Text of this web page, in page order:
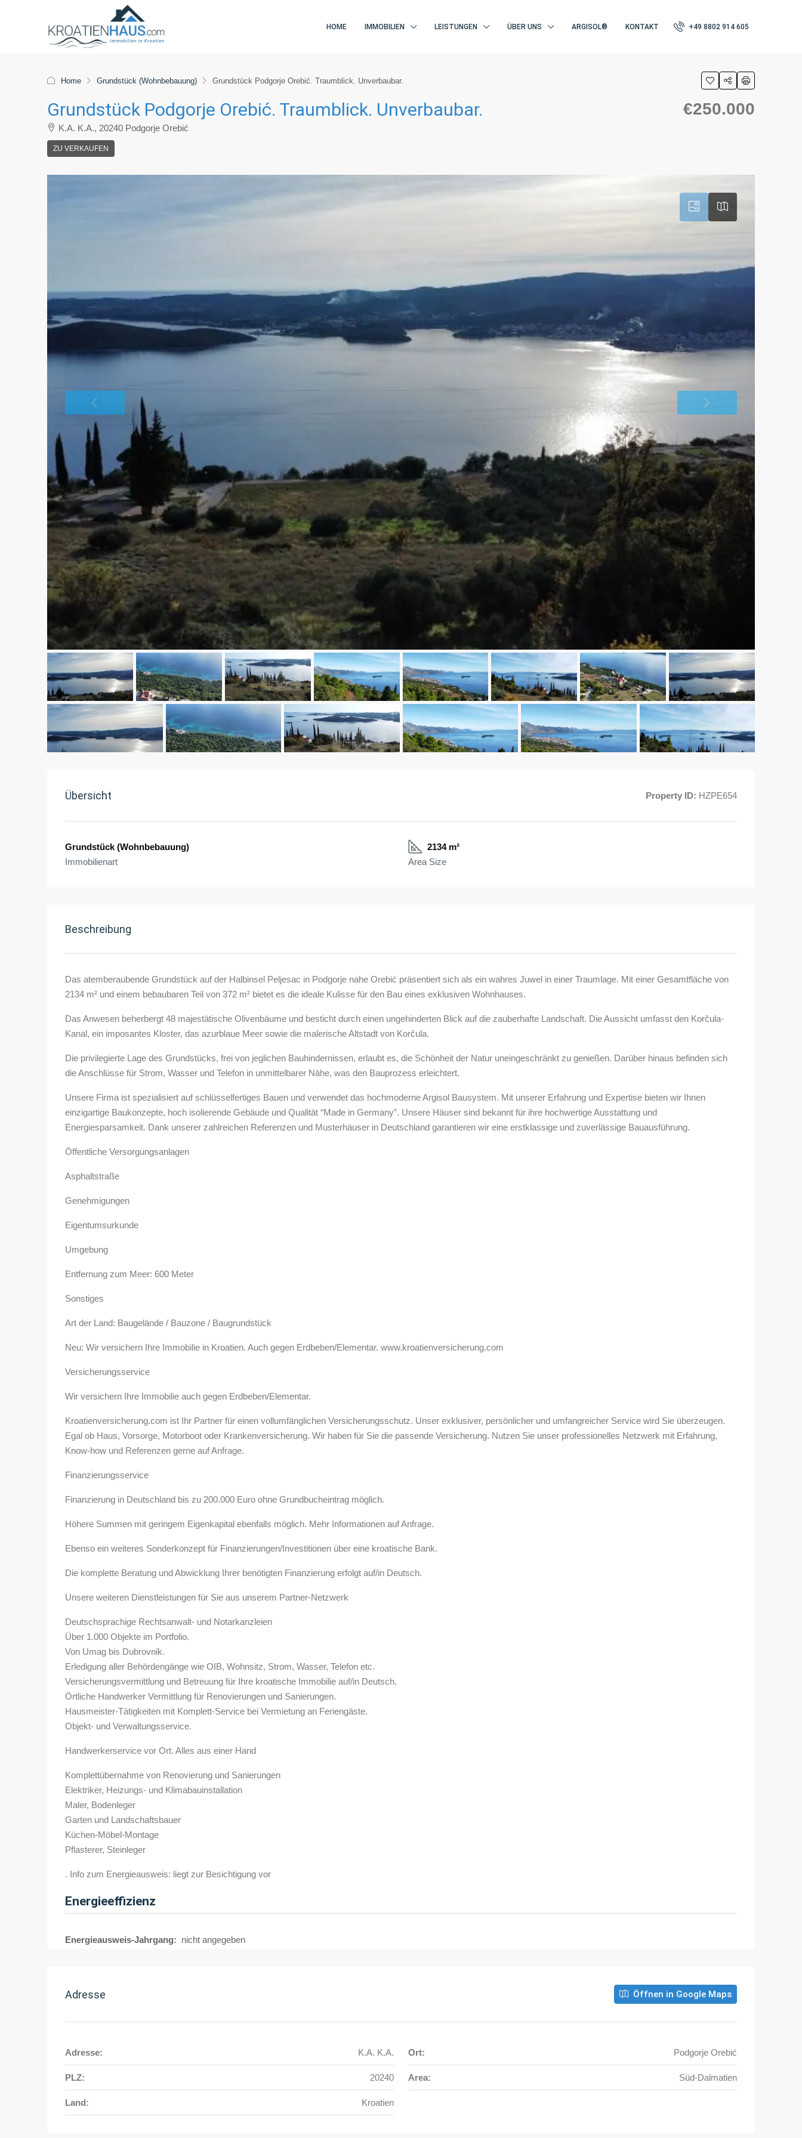
HOME IMMOBILIEN LEISTUNGEN ÜBER UNS ARGISOL® KONTAKT +49 8802 914 605
Home Grundstück (Wohnbebauung) Grundstück Podgorje Orebić. Traumblick. Unverbaubar.
Grundstück Podgorje Orebić. Traumblick. Unverbaubar.
K.A. K.A., 20240 Podgorje Orebić
ZU VERKAUFEN
€250.000
Übersicht Property ID: HZPE654
Grundstück (Wohnbebauung)
Immobilienart
2134 m²
Area Size
Beschreibung
Das atemberaubende Grundstück auf der Halbinsel Peljesac in Podgorje nahe Orebić präsentiert sich als ein wahres Juwel in einer Traumlage. Mit einer Gesamtfläche von
2134 m² und einem bebaubaren Teil von 372 m² bietet es die ideale Kulisse für den Bau eines exklusiven Wohnhauses.
Das Anwesen beherbergt 48 majestätische Olivenbäume und besticht durch einen ungehinderten Blick auf die zauberhafte Landschaft. Die Aussicht umfasst den Korčula-
Kanal, ein imposantes Kloster, das azurblaue Meer sowie die malerische Altstadt von Korčula.
Die privilegierte Lage des Grundstücks, frei von jeglichen Bauhindernissen, erlaubt es, die Schönheit der Natur uneingeschränkt zu genießen. Darüber hinaus befinden sich
die Anschlüsse für Strom, Wasser und Telefon in unmittelbarer Nähe, was den Bauprozess erleichtert.
Unsere Firma ist spezialisiert auf schlüsselfertiges Bauen und verwendet das hochmoderne Argisol Bausystem. Mit unserer Erfahrung und Expertise bieten wir Ihnen
einzigartige Baukonzepte, hoch isolierende Gebäude und Qualität “Made in Germany”. Unsere Häuser sind bekannt für ihre hochwertige Ausstattung und
Energiesparsamkeit. Dank unserer zahlreichen Referenzen und Musterhäuser in Deutschland garantieren wir eine erstklassige und zuverlässige Bauausführung.
Öffentliche Versorgungsanlagen
Asphaltstraße
Genehmigungen
Eigentumsurkunde
Umgebung
Entfernung zum Meer: 600 Meter
Sonstiges
Art der Land: Baugelände / Bauzone / Baugrundstück
Neu: Wir versichern Ihre Immobilie in Kroatien. Auch gegen Erdbeben/Elementar. www.kroatienversicherung.com
Versicherungsservice
Wir versichern Ihre Immobilie auch gegen Erdbeben/Elementar.
Kroatienversicherung.com ist Ihr Partner für einen vollumfänglichen Versicherungsschutz. Unser exklusiver, persönlicher und umfangreicher Service wird Sie überzeugen.
Egal ob Haus, Vorsorge, Motorboot oder Krankenversicherung. Wir haben für Sie die passende Versicherung. Nutzen Sie unser professionelles Netzwerk mit Erfahrung,
Know-how und Referenzen gerne auf Anfrage.
Finanzierungsservice
Finanzierung in Deutschland bis zu 200.000 Euro ohne Grundbucheintrag möglich.
Höhere Summen mit geringem Eigenkapital ebenfalls möglich. Mehr Informationen auf Anfrage.
Ebenso ein weiteres Sonderkonzept für Finanzierungen/Investitionen über eine kroatische Bank.
Die komplette Beratung und Abwicklung Ihrer benötigten Finanzierung erfolgt auf/in Deutsch.
Unsere weiteren Dienstleistungen für Sie aus unserem Partner-Netzwerk
Deutschsprachige Rechtsanwalt- und Notarkanzleien
Über 1.000 Objekte im Portfolio.
Von Umag bis Dubrovnik.
Erledigung aller Behördengänge wie OIB, Wohnsitz, Strom, Wasser, Telefon etc.
Versicherungsvermittlung und Betreuung für Ihre kroatische Immobilie auf/in Deutsch.
Örtliche Handwerker Vermittlung für Renovierungen und Sanierungen.
Hausmeister-Tätigkeiten mit Komplett-Service bei Vermietung an Feriengäste.
Objekt- und Verwaltungsservice.
Handwerkerservice vor Ort. Alles aus einer Hand
Komplettübernahme von Renovierung und Sanierungen
Elektriker, Heizungs- und Klimabauinstallation
Maler, Bodenleger
Garten und Landschaftsbauer
Küchen-Möbel-Montage
Pflasterer, Steinleger
. Info zum Energieausweis: liegt zur Besichtigung vor
Energieeffizienz
Energieausweis-Jahrgang: nicht angegeben
Adresse Öffnen in Google Maps
Adresse: K.A. K.A. Ort: Podgorje Orebić
PLZ: 20240 Area: Süd-Dalmatien
Land: Kroatien